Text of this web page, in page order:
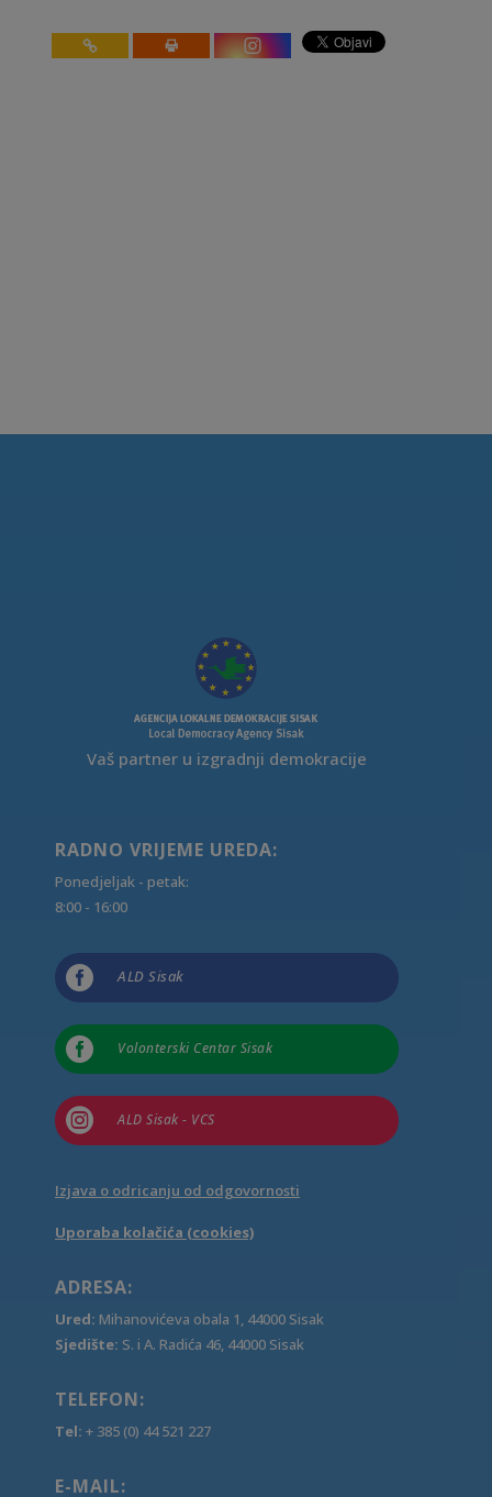
Vaš partner u izgradnji demokracije
RADNO VRIJEME UREDA:
Ponedjeljak - petak:
8:00 - 16:00
 ALD Sisak
 Volonterski Centar Sisak
 ALD Sisak - VCS
Izjava o odricanju od odgovornosti
Uporaba kolačića (cookies)
ADRESA:
Ured: Mihanovićeva obala 1, 44000 Sisak
Sjedište: S. i A. Radića 46, 44000 Sisak
TELEFON:
Tel: + 385 (0) 44 521 227
E-MAIL: